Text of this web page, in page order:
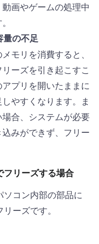
画やゲームの処理中
量の不足
モリを消費すると、
ーズを引き起こすこ
プリを開いたままに
やすくなります。ま
合、システムが必要
みができず、フリー
フリーズする場合
コン内部の部品に
ーズです。